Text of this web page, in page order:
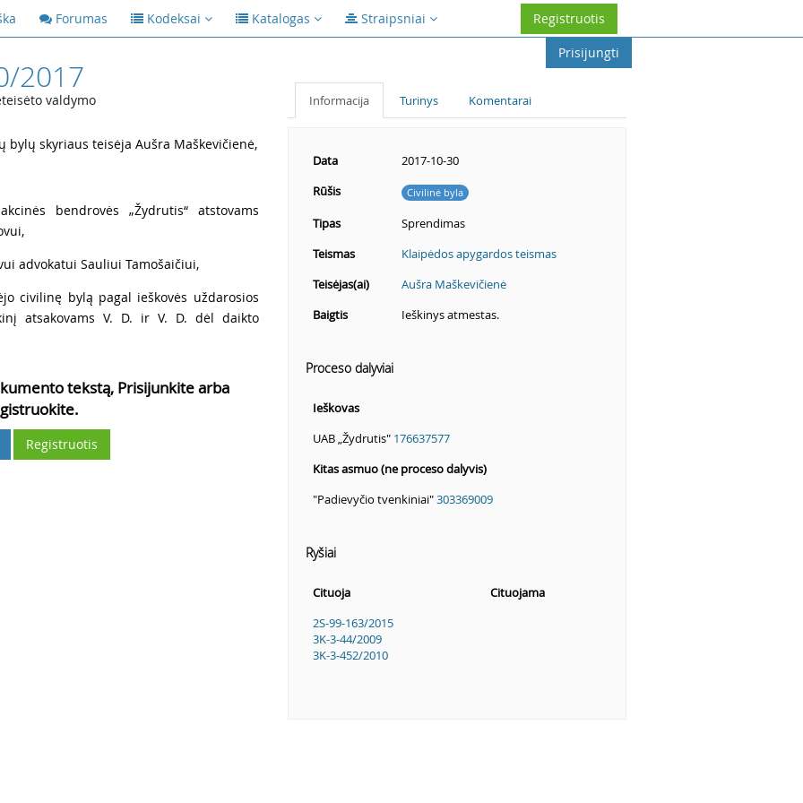
Forumas Kodeksai Katalogas Straipsniai
Registruotis
Prisijungti
2017
valdymo
bylų skyriaus teisėja Aušra Maškevičienė,
bendrovės „Žydrutis“ atstovams
advokatui Sauliui Tamošaičiui,
civilinę bylą pagal ieškovės uždarosios
atsakovams V. D. ir V. D. dėl daikto
tekstą, Prisijunkite arba
Registruotis
Informacija Turinys Komentarai
Data
2017-10-30
Rūšis
Civilinė byla
Tipas
Sprendimas
Teismas
Klaipėdos apygardos teismas
Teisėjas(ai)
Aušra Maškevičienė
Baigtis
Ieškinys atmestas.
Proceso dalyviai
Ieškovas
UAB „Žydrutis" 176637577
Kitas asmuo (ne proceso dalyvis)
"Padievyčio tvenkiniai"303369009
Ryšiai
Cituoja
Cituojama
2S-99-163/2015
3K-3-44/2009
3K-3-452/2010